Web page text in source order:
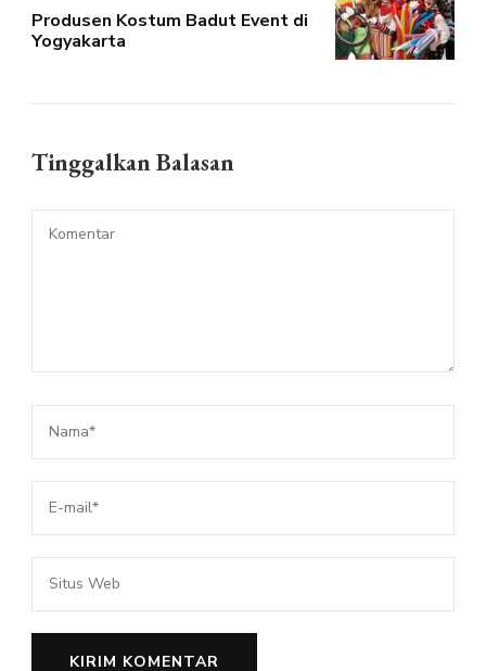
Produsen Kostum Badut Event di
Yogyakarta
Tinggalkan Balasan